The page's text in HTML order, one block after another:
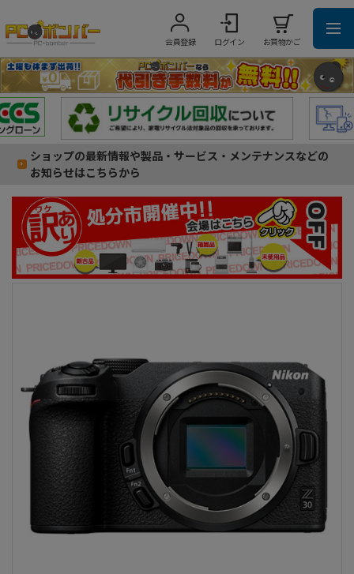
会員登録 ログイン お買物かご
ショップの最新情報や製品・サービス・メンテナンスなどの
お知らせはこちらから